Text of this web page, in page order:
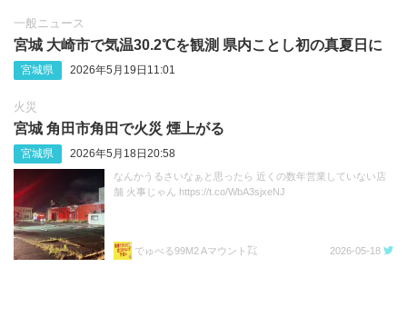
一般ニュース
宮城 大崎市で気温30.2℃を観測 県内ことし初の真夏日に
宮城県 2026年5月19日11:01
火災
宮城 角田市角田で火災 煙上がる
宮城県 2026年5月18日20:58
なんかうるさいなぁと思ったら 近くの数年営業していない店
舗 火事じゃん https://t.co/WbA3sjxeNJ
でゅべる99M2 Aマウント㌠ 2026-05-18